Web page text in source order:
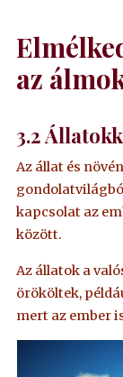
az
3.2
Az állat és
kapcsolat az
között.
Az állatok a
örököltek,
mert az ember